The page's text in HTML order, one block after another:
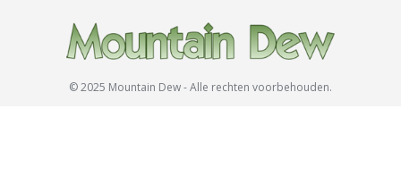
© 2025 Mountain Dew - Alle rechten voorbehouden.